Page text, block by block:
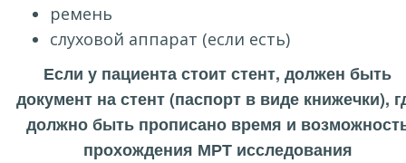
ремень
слуховой аппарат (если есть)
Если у пациента стоит стент, должен быть
документ на стент (паспорт в виде книжечки),
должно быть прописано время и
прохождения МРТ исследования